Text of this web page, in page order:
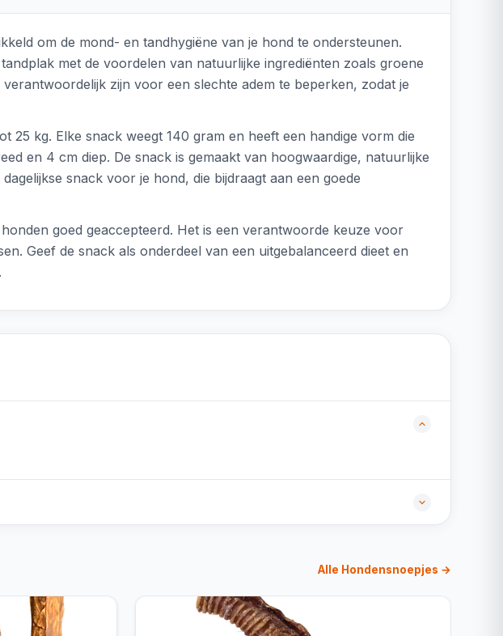
om de mond- en tandhygiëne van je hond te ondersteunen.
met de voordelen van natuurlijke ingrediënten zoals groene
zijn voor een slechte adem te beperken, zodat je
25 kg. Elke snack weegt 140 gram en heeft een handige vorm die
en 4 cm diep. De snack is gemaakt van hoogwaardige, natuurlijke
snack voor je hond, die bijdraagt aan een goede
goed geaccepteerd. Het is een verantwoorde keuze voor
Geef de snack als onderdeel van een uitgebalanceerd dieet en
Alle Hondensnoepjes →